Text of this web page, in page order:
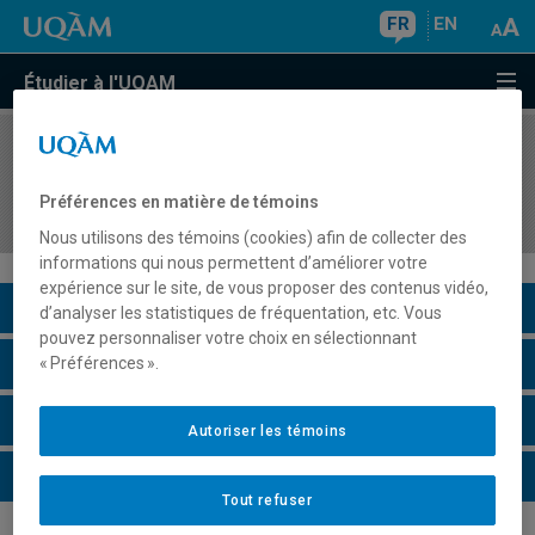
FR EN
Étudier à l'UQAM
COURS//
internationales
Description du cours
Horaire - Été 2026
Horaire - Automne 2026
Horaire - Hiver 2027
Préférences en matière de témoins
Nous utilisons des témoins (cookies) afin de collecter des
informations qui nous permettent d’améliorer votre
expérience sur le site, de vous proposer des contenus vidéo,
d’analyser les statistiques de fréquentation, etc. Vous
pouvez personnaliser votre choix en sélectionnant
« Préférences ».
Tout refuser
Autoriser les témoins